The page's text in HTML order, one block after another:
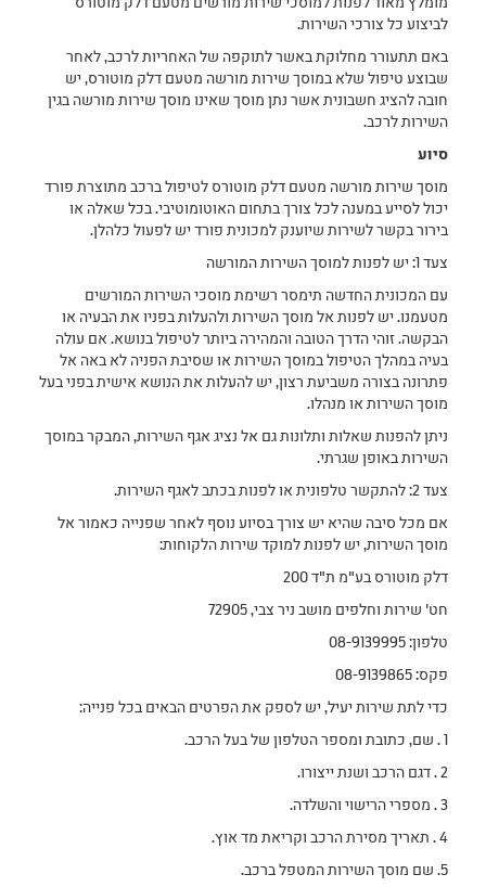
לביצוע כל צורכי השירות.
באם תתעורר מחלוקת באשר לתוקפה של האחריות לרכב, לאחר
שבוצע טיפול שלא במוסך שירות מורשה מטעם דלק מוטורס, יש
חובה להציג חשבונית אשר נתן מוסך שאינו מוסך שירות מורשה בגין
השירות לרכב.
סיוע
מוסך שירות מורשה מטעם דלק מוטורס לטיפול ברכב מתוצרת פורד
יכול לסייע במענה לכל צורך בתחום האוטומוטיבי. בכל שאלה או
בירור בקשר לשירות שיוענק למכונית פורד יש לפעול כלהלן.
צעד 1: יש לפנות למוסך השירות המורשה
עם המכונית החדשה תימסר רשימת מוסכי השירות המורשים
מטעמנו. יש לפנות אל מוסך השירות ולהעלות בפניו את הבעיה או
הבקשה. זוהי הדרך הטובה והמהירה ביותר לטיפול בנושא. אם עולה
בעיה במהלך הטיפול במוסך השירות או שסיבת הפניה לא באה אל
פתרונה בצורה משביעת רצון, יש להעלות את הנושא אישית בפני בעל
מוסך השירות או מנהלו.
ניתן להפנות שאלות ותלונות גם אל נציג אגף השירות, המבקר במוסך
השירות באופן שגרתי.
צעד 2: להתקשר טלפונית או לפנות בכתב לאגף השירות.
אם מכל סיבה שהיא יש צורך בסיוע נוסף לאחר שפנייה כאמור אל
מוסך השירות, יש לפנות למוקד שירות הלקוחות:
דלק מוטורס בע"מ ת"ד 200
חט' שירות וחלפים מושב ניר צבי, 72905
טלפון: 08-9139995
פקס: 08-9139865
כדי לתת שירות יעיל, יש לספק את הפרטים הבאים בכל פנייה:
1 . שם, כתובת ומספר הטלפון של בעל הרכב.
2 . דגם הרכב ושנת ייצורו.
3 . מספרי הרישוי והשלדה.
4 . תאריך מסירת הרכב וקריאת מד אוץ.
5. שם מוסך השירות המטפל ברכב.